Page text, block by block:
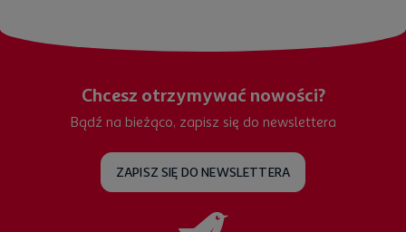
Chcesz otrzymywać nowości?
Bądź na bieżąco, zapisz się do newslettera
ZAPISZ SIĘ DO NEWSLETTERA